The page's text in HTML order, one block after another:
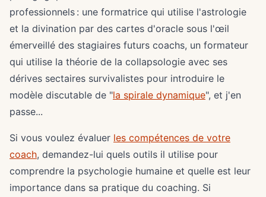
professionnels : une formatrice qui utilise l'astrologie
et la divination par des cartes d'oracle sous l'œil
émerveillé des stagiaires futurs coachs, un formateur
qui utilise la théorie de la collapsologie avec ses
dérives sectaires survivalistes pour introduire le
modèle discutable de "la spirale dynamique", et j'en
passe...
Si vous voulez évaluer les compétences de votre
coach, demandez-lui quels outils il utilise pour
comprendre la psychologie humaine et quelle est leur
importance dans sa pratique du coaching. Si